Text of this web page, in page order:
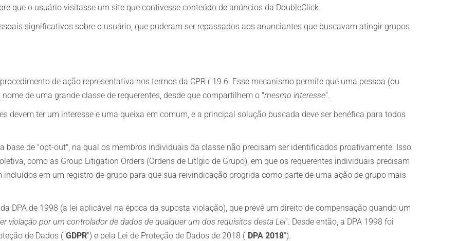
que o usuário visitasse um site que contivesse conteúdo de anúncios da DoubleClick.
significativos sobre o usuário, que puderam ser repassados aos anunciantes que buscavam atingir grupos
de ação representativa nos termos da CPR r 19.6. Esse mecanismo permite que uma pessoa (ou
de uma grande classe de requerentes, desde que compartilhem o "mesmo interesse".
devem ter um interesse e uma queixa em comum, e a principal solução buscada deve ser benéfica para todos
base de "opt-out", na qual os membros individuais da classe não precisam ser identificados proativamente. Isso
como as Group Litigation Orders (Ordens de Litígio de Grupo), em que os requerentes individuais precisam
em um registro de grupo para que sua reivindicação progrida como parte de uma ação de grupo mais
DPA de 1998 (a lei aplicável na época da suposta violação), que prevê um direito de compensação quando um
violação por um controlador de dados de qualquer um dos requisitos desta Lei". Desde então, a DPA 1998 foi
de Dados ("GDPR") e pela Lei de Proteção de Dados de 2018 ("DPA 2018").